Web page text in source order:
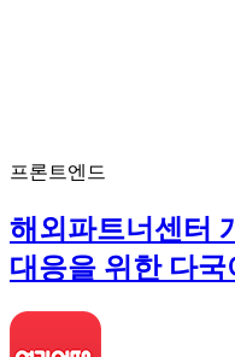
프론트엔드
해외파트너센터
대응을 위한 다국